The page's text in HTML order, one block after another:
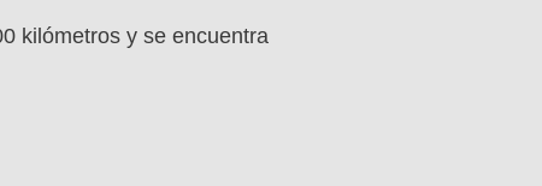
kilómetros y se encuentra